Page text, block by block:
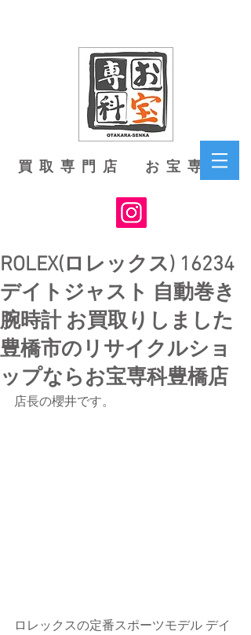
買取専門店 お宝専科
ROLEX(ロレックス) 16234
デイトジャスト 自動巻き
腕時計 お買取りしました
豊橋市のリサイクルショ
ップならお宝専科豊橋店
店長の櫻井です。
ロレックスの定番スポーツモデル デイ